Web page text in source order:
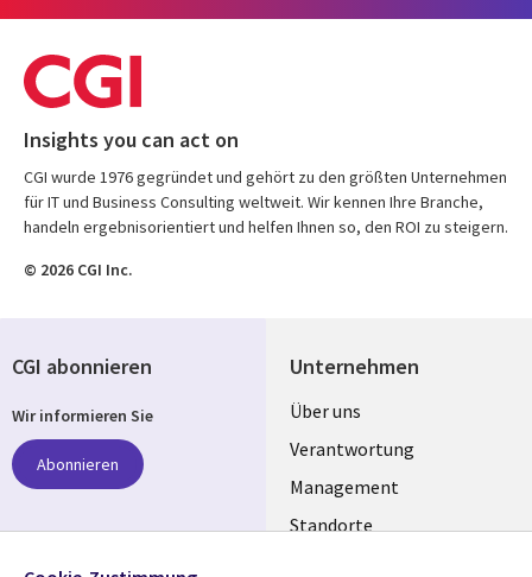
Insights you can act on
CGI wurde 1976 gegründet und gehört zu den größten Unternehmen
für IT und Business Consulting weltweit. Wir kennen Ihre Branche,
handeln ergebnisorientiert und helfen Ihnen so, den ROI zu steigern.
© 2026 CGI Inc.
Unternehmen
Useful
links
GERMANY
Über uns
Verantwortung
Management
Standorte
CGI abonnieren
Wir informieren Sie
Abonnieren